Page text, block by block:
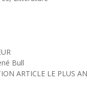
Bull
ARTICLE LE PLUS